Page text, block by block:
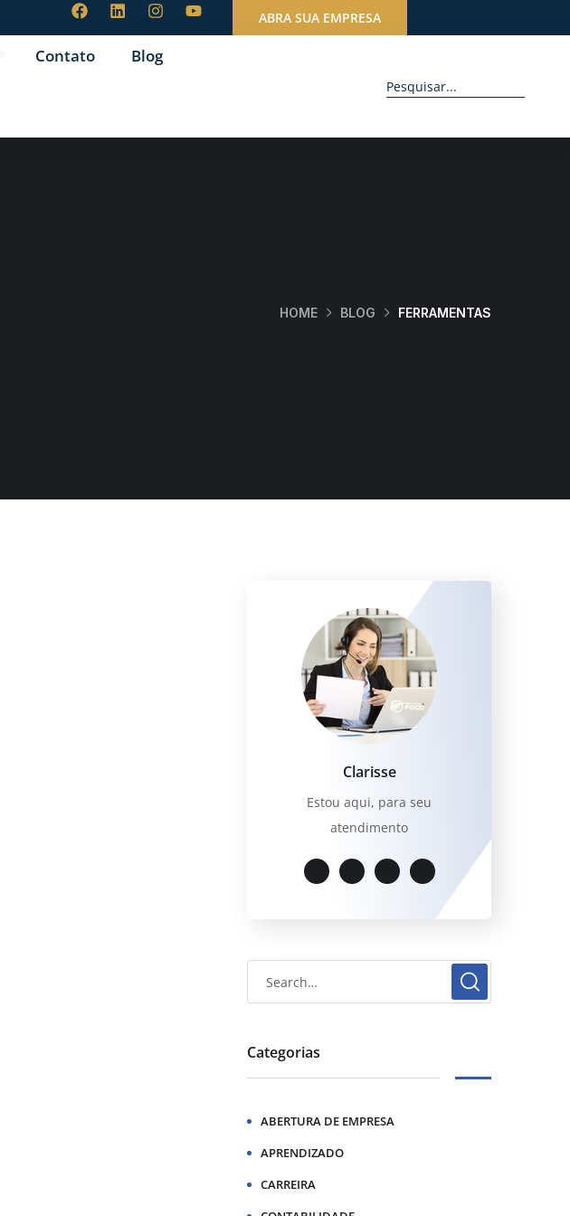
ABRA SUA EMPRESA
Contato Blog
HOME BLOG FERRAMENTAS
Clarisse
Estou aqui, para seu
atendimento
Categorias
ABERTURA DE EMPRESA
APRENDIZADO
CARREIRA